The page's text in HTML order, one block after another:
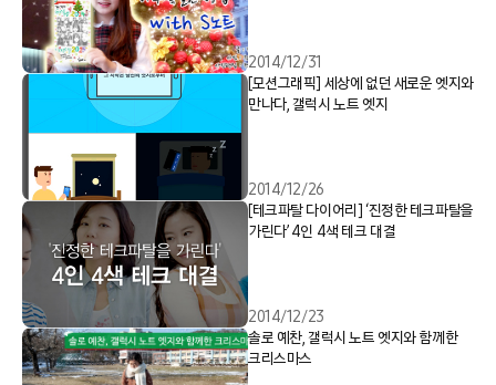
2014/12/31
[모션그래픽] 세상에 없던 새로운 엣지와
만나다, 갤럭시 노트 엣지
2014/12/26
[테크파탈 다이어리] ‘진정한 테크파탈을
가린다’ 4인 4색 테크 대결
2014/12/23
솔로 예찬, 갤럭시 노트 엣지와 함께한
크리스마스